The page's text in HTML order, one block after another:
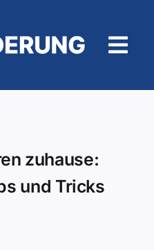
zuhause:
und Tricks